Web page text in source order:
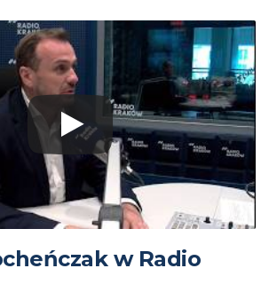
w Radio